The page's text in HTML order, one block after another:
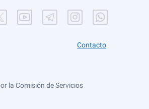
Contacto
la Comisión de Servicios